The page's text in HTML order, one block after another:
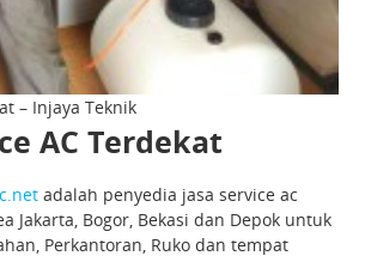
– Injaya Teknik
AC Terdekat
adalah penyedia jasa service ac
Jakarta, Bogor, Bekasi dan Depok untuk
Perkantoran, Ruko dan tempat